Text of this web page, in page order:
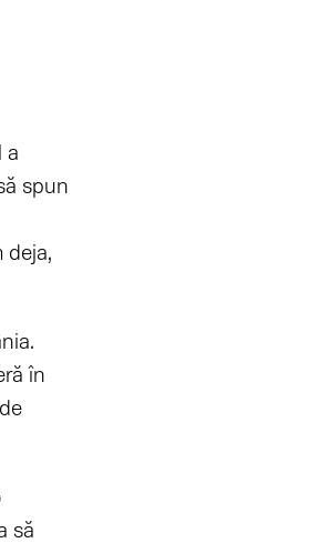
a
spun
în
să